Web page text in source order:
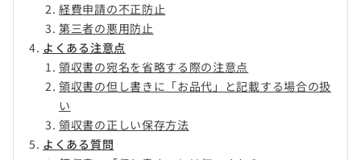
経費申請の不正防止
第三者の悪用防止
よくある注意点
領収書の宛名を省略する際の注意点
領収書の但し書きに「お品代」と記載する場合の扱
い
領収書の正しい保存方法
よくある質問